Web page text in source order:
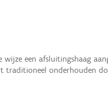
een afsluitingshaag
traditioneel onderhouden